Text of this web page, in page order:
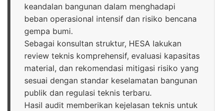
keandalan bangunan dalam menghadapi
beban operasional intensif dan risiko bencana
gempa bumi.
Sebagai konsultan struktur, HESA lakukan
review teknis komprehensif, evaluasi kapasitas
material, dan rekomendasi mitigasi risiko yang
sesuai dengan standar keselamatan bangunan
publik dan regulasi teknis terbaru.
Hasil audit memberikan kejelasan teknis untuk